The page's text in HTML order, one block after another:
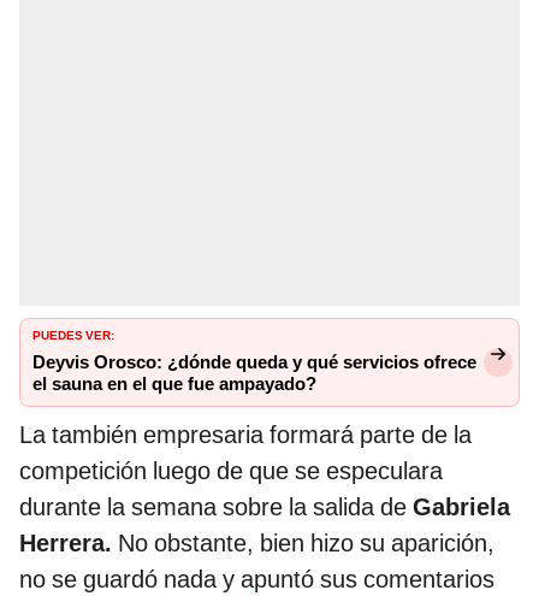
PUEDES VER:
Deyvis Orosco: ¿dónde queda y qué servicios ofrece
el sauna en el que fue ampayado?
La también empresaria formará parte de la
competición luego de que se especulara
durante la semana sobre la salida de Gabriela
Herrera. No obstante, bien hizo su aparición,
no se guardó nada y apuntó sus comentarios